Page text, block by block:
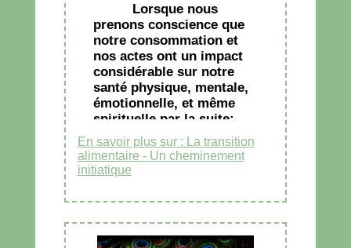
Lorsque nous
prenons conscience que
notre consommation et
nos actes ont un impact
considérable sur notre
santé physique, mentale,
émotionnelle, et même
spirituelle par la suite;
que ces actes ont autant
d'impact sur nous que sur
notre environnement.
Nous sortons alors du
système conventionnel et
cette quête, l'objectif est
la pleine santé, une santé
En savoir plus sur : La transition
alimentaire - Un cheminement
initiatique